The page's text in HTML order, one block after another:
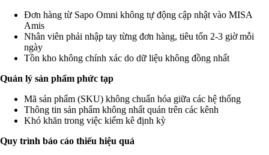
Đơn hàng từ Sapo Omni không tự động cập nhật vào MISA
Amis
Nhân viên phải nhập tay từng đơn hàng, tiêu tốn 2-3 giờ mỗi
ngày
Tồn kho không chính xác do dữ liệu không đồng nhất
Quản lý sản phẩm phức tạp
Mã sản phẩm (SKU) không chuẩn hóa giữa các hệ thống
Thông tin sản phẩm không nhất quán trên các kênh
Khó khăn trong việc kiểm kê định kỳ
Quy trình báo cáo thiếu hiệu quả